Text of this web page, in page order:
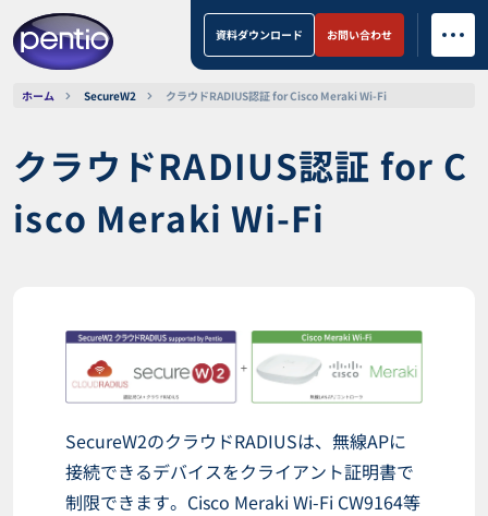
資料ダウンロード お問い合わせ
ホーム SecureW2 クラウドRADIUS認証 for Cisco Meraki Wi-Fi
クラウドRADIUS認証 for C
isco Meraki Wi-Fi
SecureW2のクラウドRADIUSは、無線APに
接続できるデバイスをクライアント証明書で
制限できます。Cisco Meraki Wi-Fi CW9164等